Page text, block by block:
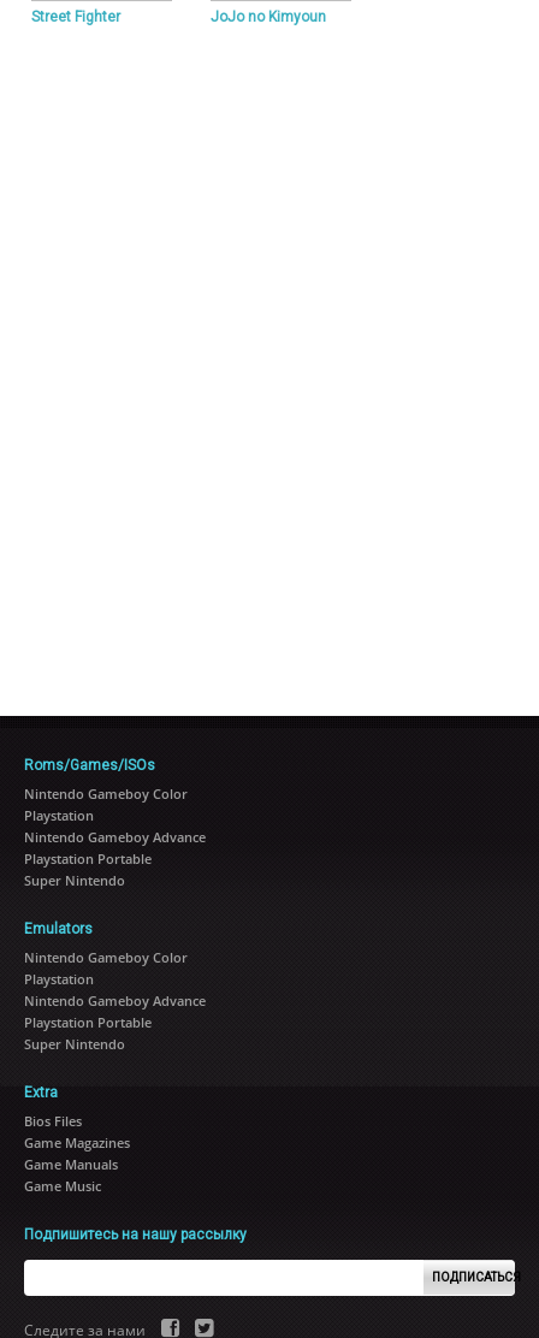
Street Fighter JoJo no Kimyoun
Roms/Games/ISOs
Nintendo Gameboy Color
Playstation
Nintendo Gameboy Advance
Playstation Portable
Super Nintendo
Emulators
Nintendo Gameboy Color
Playstation
Nintendo Gameboy Advance
Playstation Portable
Super Nintendo
Extra
Bios Files
Game Magazines
Game Manuals
Game Music
Подпишитесь на нашу рассылку
ПОДПИСАТЬСЯ
Следите за нами